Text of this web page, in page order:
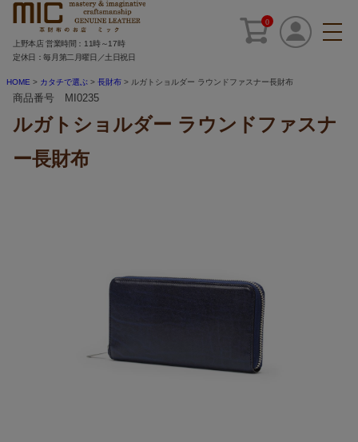
0
上野本店 営業時間：11時～17時
定休日：毎月第二月曜日／土日祝日
HOME カタチで選ぶ 長財布 ルガトショルダー ラウンドファスナー長財布
商品番号 MI0235
ルガトショルダー ラウンドファスナ
ー長財布